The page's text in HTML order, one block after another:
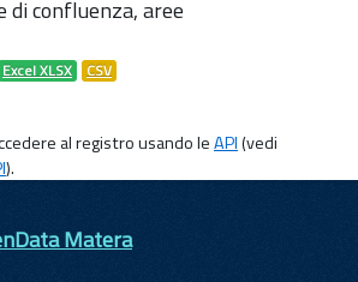
di confluenza, aree
Excel XLSX CSV
al registro usando leAPI(vedi
).
Matera